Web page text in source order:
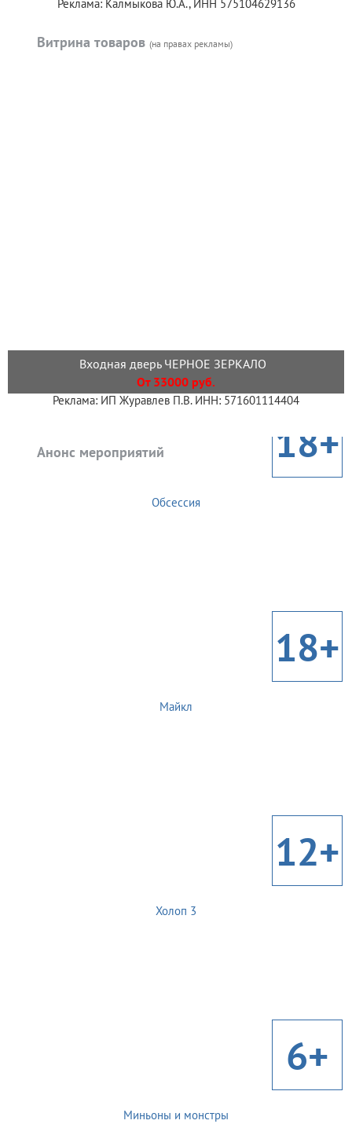
Реклама: Калмыкова Ю.А., ИНН 575104629136
Витрина товаров (на правах рекламы)
Входная дверь ЧЕРНОЕ ЗЕРКАЛО
От 33000 руб.
Реклама: ИП Журавлев П.В. ИНН: 571601114404
Анонс мероприятий 18+
Обсессия
18+
Майкл
12+
Холоп 3
6+
Миньоны и монстры